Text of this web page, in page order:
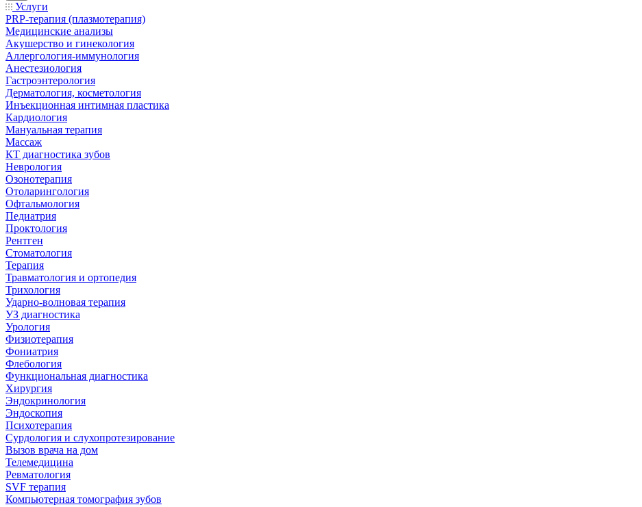
Услуги
PRP-терапия (плазмотерапия)
Медицинские анализы
Акушерство и гинекология
Аллергология-иммунология
Анестезиология
Гастроэнтерология
Дерматология, косметология
Инъекционная интимная пластика
Кардиология
Мануальная терапия
Массаж
КТ диагностика зубов
Неврология
Озонотерапия
Отоларингология
Офтальмология
Педиатрия
Проктология
Рентген
Стоматология
Терапия
Травматология и ортопедия
Трихология
Ударно-волновая терапия
УЗ диагностика
Урология
Физиотерапия
Фониатрия
Флебология
Функциональная диагностика
Хирургия
Эндокринология
Эндоскопия
Психотерапия
Сурдология и слухопротезирование
Вызов врача на дом
Телемедицина
Ревматология
SVF терапия
Компьютерная томография зубов